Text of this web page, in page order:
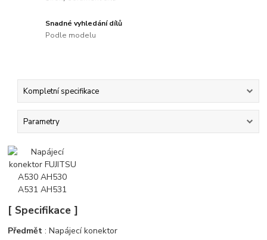
Snadné vyhledání dílů
Podle modelu
Kompletní specifikace
Parametry
[ Specifikace ]
Předmět : Napájecí konektor